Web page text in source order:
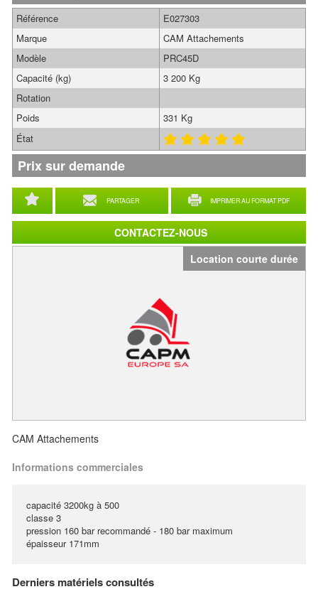
Location courte durée
CAM Attachements
PARTAGER IMPRIMER AU FORMAT PDF
Référence
E027303
Marque
CAM Attachements
Modèle
PRC45D
Capacité (kg)
3 200 Kg
Rotation
Poids
331 Kg
État
Prix sur demande
Informations commerciales
capacité 3200kg à 500
classe 3
pression 160 bar recommandé - 180 bar maximum
épaisseur 171mm
CONTACTEZ-NOUS
Derniers matériels consultés